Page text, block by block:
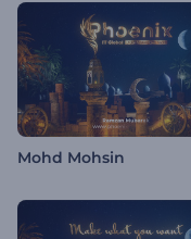
Mohd Mohsin